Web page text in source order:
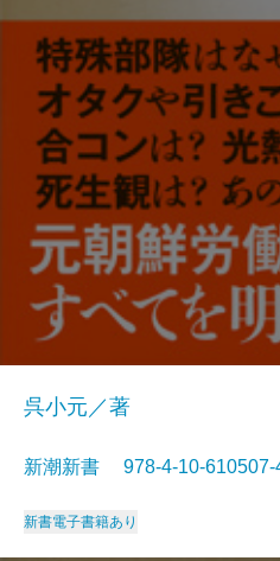
呉小元／著
新潮新書 978-4-10-
新書電子書籍あり